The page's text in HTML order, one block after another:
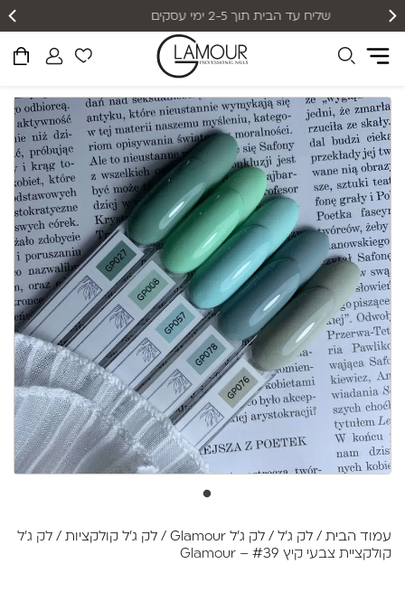
אפשרות תשלום עד 12 תשלומים
עמוד הבית / לק ג'ל / לק ג'ל Glamour / לק ג׳ל קולקציות / לק ג'ל
קולקציית צבעי קיץ #39 – Glamour